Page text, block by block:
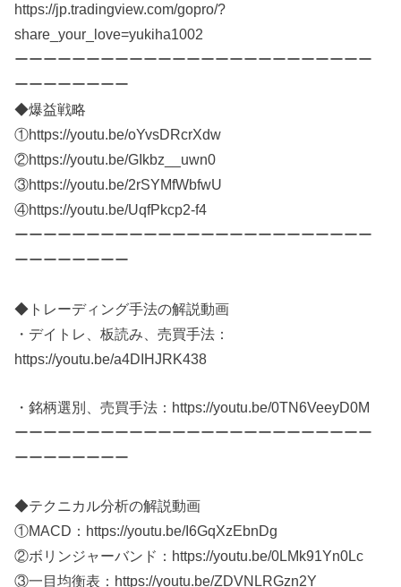
https://jp.tradingview.com/gopro/?
share_your_love=yukiha1002
ーーーーーーーーーーーーーーーーーーーーーーーーー
ーーーーーーーー
◆爆益戦略
①https://youtu.be/oYvsDRcrXdw
②https://youtu.be/GIkbz__uwn0
③https://youtu.be/2rSYMfWbfwU
④https://youtu.be/UqfPkcp2-f4
ーーーーーーーーーーーーーーーーーーーーーーーーー
ーーーーーーーー
◆トレーディング手法の解説動画
・デイトレ、板読み、売買手法：
https://youtu.be/a4DIHJRK438​
・銘柄選別、売買手法：https://youtu.be/0TN6VeeyD0M​
ーーーーーーーーーーーーーーーーーーーーーーーーー
ーーーーーーーー
◆テクニカル分析の解説動画
①MACD：https://youtu.be/I6GqXzEbnDg​
②ボリンジャーバンド：https://youtu.be/0LMk91Yn0Lc​
③一目均衡表：https://youtu.be/ZDVNLRGzn2Y​